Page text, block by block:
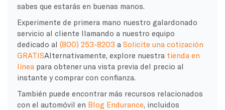
sabes que estarás en buenas manos.
Experimente de primera mano nuestro galardonado
servicio al cliente llamando a nuestro equipo
dedicado al (800) 253-8203 a Solicite una cotización
GRATISAlternativamente, explore nuestra tienda en
línea para obtener una vista previa del precio al
instante y comprar con confianza.
También puede encontrar más recursos relacionados
con el automóvil en Blog Endurance , incluidos